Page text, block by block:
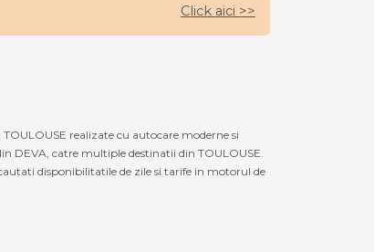
Click aici >>
realizate cu autocare moderne si
DEVA, catre multiple destinatii din TOULOUSE.
disponibilitatile de zile si tarife in motorul de